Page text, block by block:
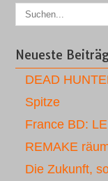
Neueste
DEAD
Spitze
France BD:
REMAKE
Die Zukunft,